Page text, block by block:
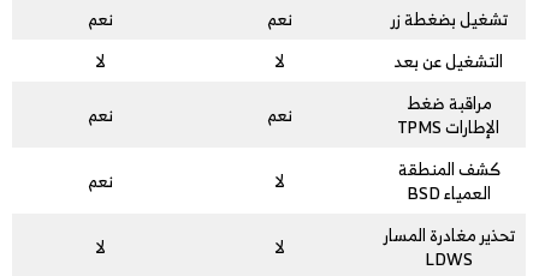
تشغيل بضغطة زر نعم
نعم
التشغيل عن بعد
لا
لا
مراقبة ضغط
الإطارات TPMS
نعم
نعم
كشف المنطقة
العمياء BSD
لا
نعم
تحذير مغادرة المسار
LDWS
لا
لا